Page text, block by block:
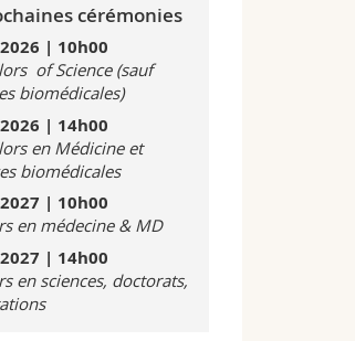
cérémonies
| 10h00
of Science (sauf
biomédicales)
| 14h00
en Médicine et
biomédicales
| 10h00
en médecine & MD
| 14h00
en sciences, doctorats,